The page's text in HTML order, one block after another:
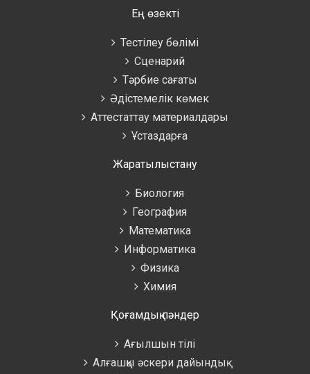
Ең өзекті
Тестілеу бөлімі
Сценарий
Тәрбие сағаты
Әдістемелік көмек
Аттестаттау материалдары
Ұстаздарға
Жаратылыстану
Биология
География
Математика
Информатика
Физика
Химия
Қоғамдық пәндер
Ағылшын тілі
Алғашқы әскери дайындық